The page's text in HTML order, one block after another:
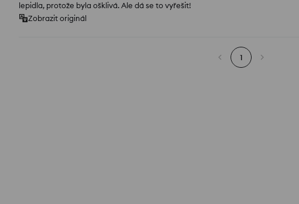
lepidla, protože byla ošklivá. Ale dá se to vyřešit!
Zobrazit originál
1